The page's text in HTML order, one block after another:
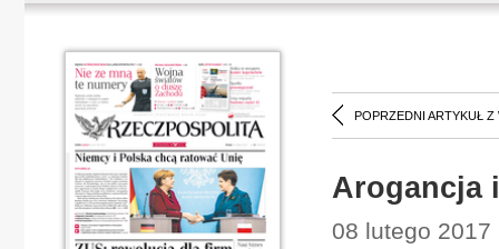
POPRZEDNI ARTYKUŁ Z
Arogancja
08 lutego